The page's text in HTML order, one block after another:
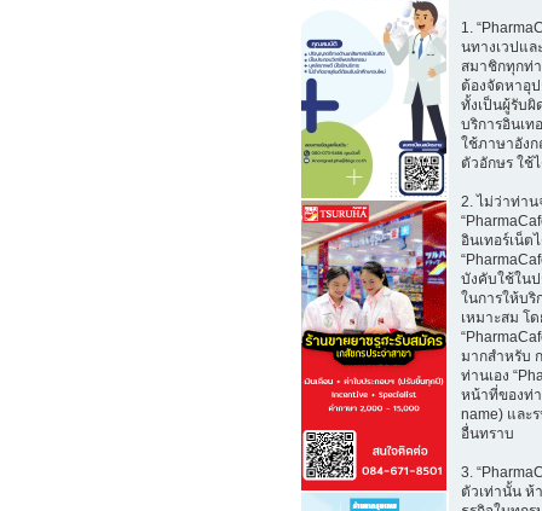
1.
นทางเวปแล
สมาชิกทุกท่
ต้องจัดหาอุ
ทั้งเป็นผู้รับ
บริการอินเท
ใช้ภาษาอังก
ตัวอักษร ใช้
2. ไม่ว่าท่าน
อินเทอร์เน็
บังคับใช้ในป
ในการให้บริ
เหมาะสม โ
มากสำหรับ
ท่านเอง
หน้าที่ของท่า
name) และ
อื่นทราบ
3.
ตัวเท่านั้น ห้